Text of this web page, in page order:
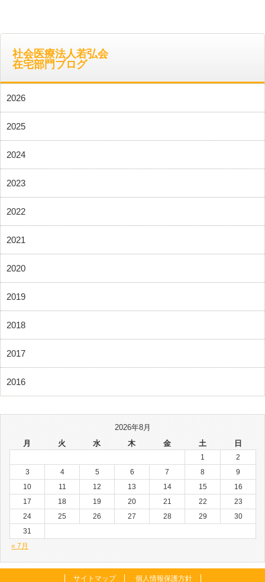
社会医療法人若弘会
在宅部門ブログ
2026
2025
2024
2023
2022
2021
2020
2019
2018
2017
2016
2026年8月
月
火 水 木 金 土 日
« 7月
1
2
3
4 5 6 7 8
9
10
11 12 13 14 15
16
17
18 19 20 21 22
23
24
25 26 27 28 29
30
31
サイトマップ 個人情報保護方針